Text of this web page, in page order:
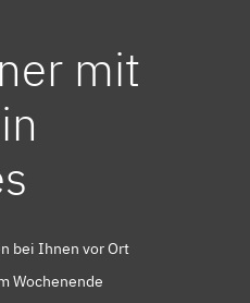
mit
bei Ihnen vor Ort
Wochenende